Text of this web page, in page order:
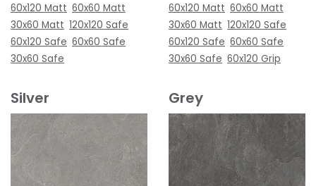
60x120 Matt 60x60 Matt
30x60 Matt 120x120 Safe
60x120 Safe 60x60 Safe
30x60 Safe
60x120 Matt 60x60 Matt
30x60 Matt 120x120 Safe
60x120 Safe 60x60 Safe
30x60 Safe 60x120 Grip
Silver Grey